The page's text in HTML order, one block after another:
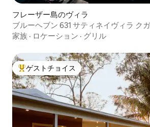
フレーザー島のヴィラ
ブルーヘブン 631 サティネイヴィラ ク
家族 · ロケーション · グリル
大好評のゲストチョイスです。
ゲストチョイス